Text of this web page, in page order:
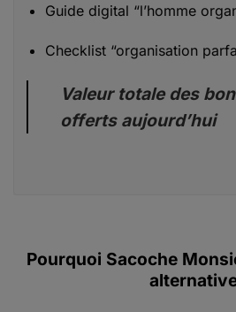
Guide digital “l’homme
Checklist “organisation
Valeur totale des
offerts aujourd’hui
Pourquoi Sacoche